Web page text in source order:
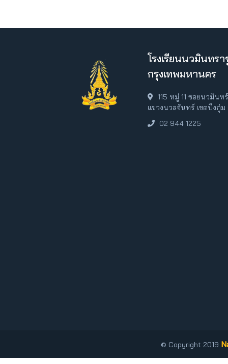
โรงเรียนนวมินทร
กรุงเทพมหานคร
115 หมู่ 11 ซอยนวมิน
แขวงนวลจันทร์ เขตบึงกุ่
02 944 1225
© Copyright 2019